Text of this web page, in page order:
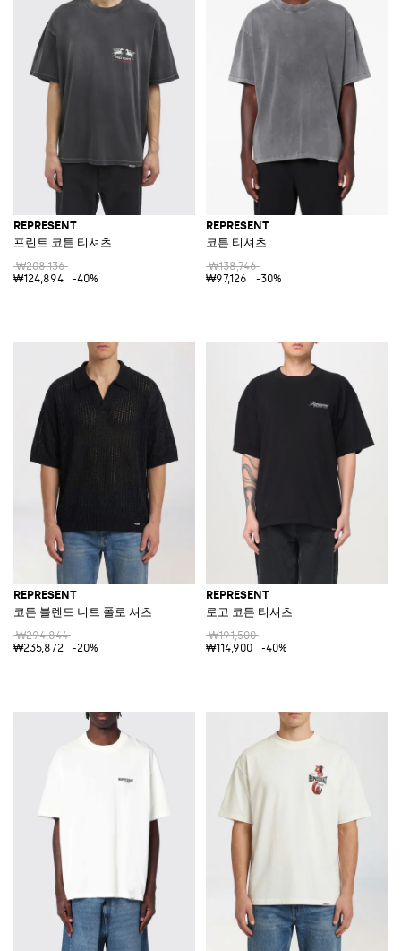
REPRESENT
프린트 코튼 티셔츠
₩208,136
₩124,894
-40%
REPRESENT
코튼 티셔츠
₩138,746
₩97,126
-30%
REPRESENT
코튼 블렌드 니트 폴로 셔츠
₩294,844
₩235,872
-20%
REPRESENT
로고 코튼 티셔츠
₩191,500
₩114,900
-40%